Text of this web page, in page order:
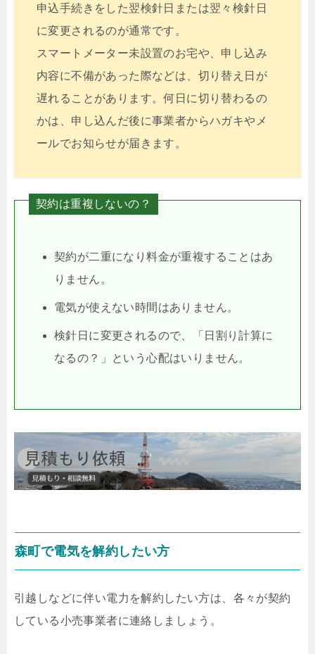
申込手続きをした翌検針日または翌々検針日
に変更されるのが通常です。
スマートメーター未設置のお宅や、申し込み
内容に不備があった際などは、切り替え日が
遅れることがあります。何日に切り替わるの
かは、申し込んだ後に事業者からハガキやメ
ールでお知らせが届きます。
契約は重複しないの？
契約が二重になり料金が重複することはあ
りません。
電気が使えない時間はありません。
検針日に変更されるので、「日割り計算に
なるの？」という心配はいりません。
森町で電気を解約したい方
引越しなどに伴い電力を解約したい方は、各々が契約
している小売事業者に連絡しましょう。